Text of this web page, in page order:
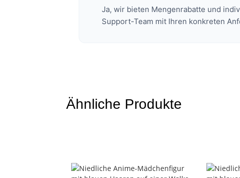
Ja, wir bieten Mengenrabatte und
Support-Team mit Ihren konkreten
Ähnliche Produkte